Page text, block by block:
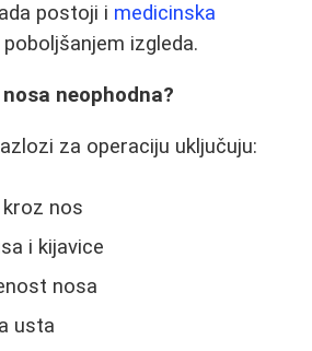
postoji i medicinska
izgleda.
neophodna?
za operaciju uključuju:
nos
i kijavice
nosa
usta